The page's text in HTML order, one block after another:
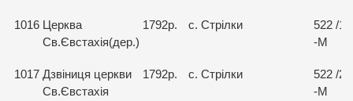
1016 Церква
Св.Євстахія(дер.)
1792р. с. Стрілки
522 /1
-М
1017 Дзвіниця церкви
Св.Євстахія
1792р. с. Стрілки
522 /2
-М